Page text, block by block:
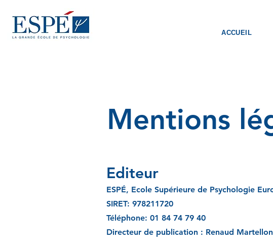
ACCUEIL
Mentions
Editeur
ESPÉ, Ecole Supérieure de Psychologie
SIRET: 978211720
Téléphone: 01 84 74 79 40
Directeur de publication : Renaud Martellon